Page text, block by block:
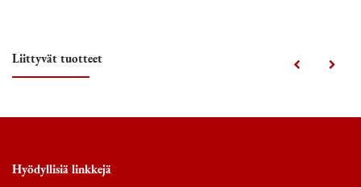
Liittyvät tuotteet
Hyödyllisiä linkkejä